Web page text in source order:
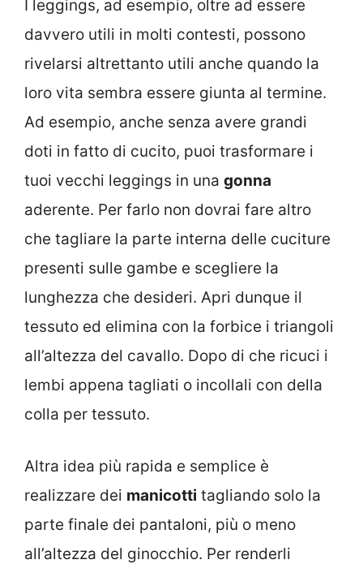
I leggings, ad esempio, oltre ad essere
davvero utili in molti contesti, possono
rivelarsi altrettanto utili anche quando la
loro vita sembra essere giunta al termine.
Ad esempio, anche senza avere grandi
doti in fatto di cucito, puoi trasformare i
tuoi vecchi leggings in una gonna
aderente. Per farlo non dovrai fare altro
che tagliare la parte interna delle cuciture
presenti sulle gambe e scegliere la
lunghezza che desideri. Apri dunque il
tessuto ed elimina con la forbice i triangoli
all’altezza del cavallo. Dopo di che ricuci i
lembi appena tagliati o incollali con della
colla per tessuto.
Altra idea più rapida e semplice è
realizzare dei manicotti tagliando solo la
parte finale dei pantaloni, più o meno
all’altezza del ginocchio. Per renderli